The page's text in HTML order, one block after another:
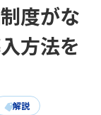
度がな
方法を
解説